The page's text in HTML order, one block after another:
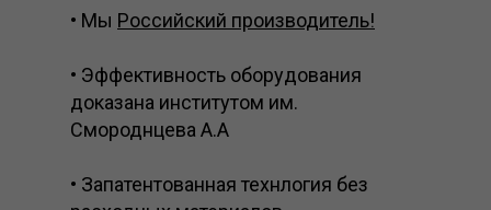
• Мы Российский производитель!
• Эффективность оборудования
доказана институтом им.
Смороднцева А.А
• Запатентованная технлогия без